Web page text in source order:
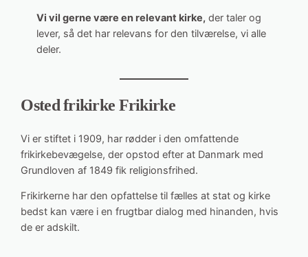
Vi vil gerne være en relevant kirke, der taler og
lever, så det har relevans for den tilværelse, vi alle
deler.
Osted frikirke Frikirke
Vi er stiftet i 1909, har rødder i den omfattende
frikirkebevægelse, der opstod efter at Danmark med
Grundloven af 1849 fik religionsfrihed.
Frikirkerne har den opfattelse til fælles at stat og kirke
bedst kan være i en frugtbar dialog med hinanden, hvis
de er adskilt.